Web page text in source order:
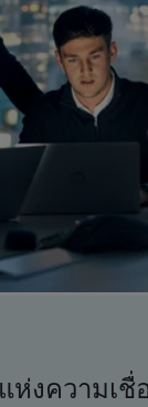
ห่งความเ